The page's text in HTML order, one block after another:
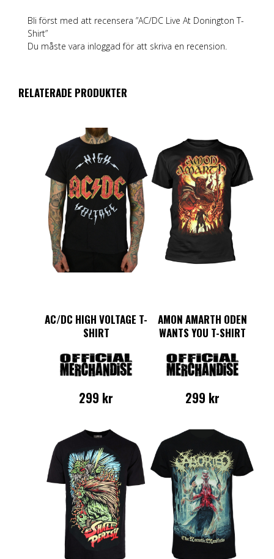
Bli först med att recensera ”AC/DC Live At Donington T-
Shirt”
Du måste vara inloggad för att skriva en recension.
RELATERADE PRODUKTER
AC/DC HIGH VOLTAGE T-
SHIRT
299 kr
produkten
har
flera
varianter.
De
olika
alternativen
kan
väljas
AMON AMARTH ODEN
WANTS YOU T-SHIRT
299 kr
produkten
har
flera
varianter.
De
olika
alternativen
kan
väljas